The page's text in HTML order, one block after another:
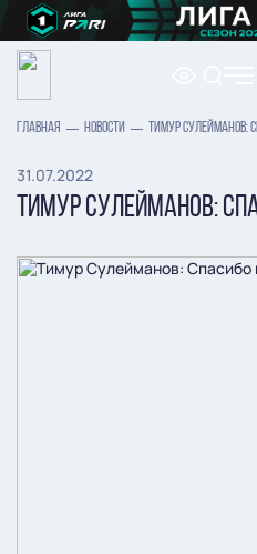
ГЛАВНАЯ НОВОСТИ ТИМУР СУЛЕЙМАНОВ:
31.07.2022
ТИМУР СУЛЕЙМАНОВ: